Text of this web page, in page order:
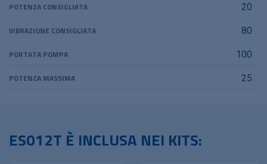
POTENZA CONSIGLIATA 20
VIBRAZIONE CONSIGLIATA 80
PORTATA POMPA 100
POTENZA MASSIMA 25
ES012T È INCLUSA NEI KITS: